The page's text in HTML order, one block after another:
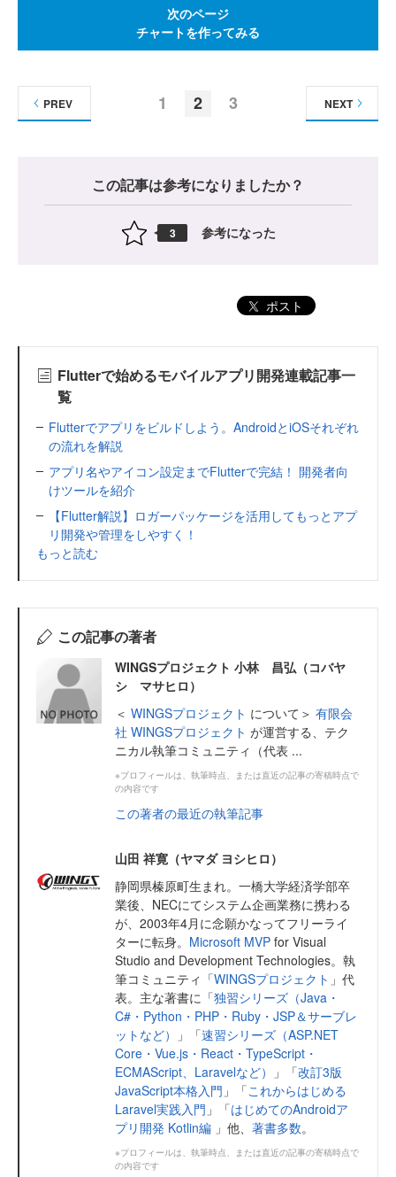
次のページ
チャートを作ってみる
1 2 3
PREV NEXT
この記事は参考になりましたか？
3 参考になった
ポスト
Flutterで始めるモバイルアプリ開発連載記事一
覧
Flutterでアプリをビルドしよう。AndroidとiOSそれぞれ
の流れを解説
アプリ名やアイコン設定までFlutterで完結！ 開発者向
けツールを紹介
【Flutter解説】ロガーパッケージを活用してもっとアプ
リ開発や管理をしやすく！
もっと読む
この記事の著者
WINGSプロジェクト 小林 昌弘（コバヤ
シ マサヒロ）
＜ WINGSプロジェクト について＞ 有限会
社 WINGSプロジェクト が運営する、テク
ニカル執筆コミュニティ（代表 ...
※プロフィールは、執筆時点、または直近の記事の寄稿時点で
の内容です
この著者の最近の執筆記事
山田 祥寛（ヤマダ ヨシヒロ）
静岡県榛原町生まれ。一橋大学経済学部卒
業後、NECにてシステム企画業務に携わる
が、2003年4月に念願かなってフリーライ
ターに転身。 Microsoft MVP for Visual
Studio and Development Technologies。執
筆コミュニティ「WINGSプロジェクト 」代
表。主な著書に「独習シリーズ（Java・
C#・Python・PHP・Ruby・JSP＆サーブレ
ットなど）
」「速習シリーズ（ASP.NET
Core・Vue.js・React・TypeScript・
ECMAScript、Laravelなど）
」「改訂3版
JavaScript本格入門 」「これからはじめる
Laravel実践入門 」「はじめてのAndroidア
プリ開発 Kotlin編 」他、 著書多数。
※プロフィールは、執筆時点、または直近の記事の寄稿時点で
の内容です